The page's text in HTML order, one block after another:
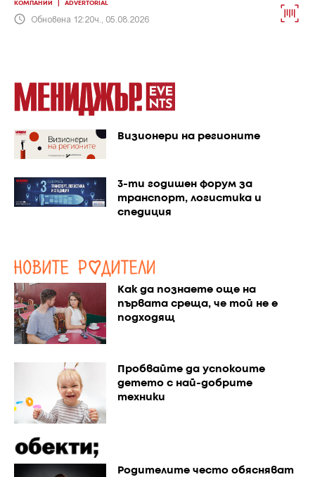
КОМПАНИИ ADVERTORIAL
Обновена 12:20ч., 05.08.2026
Визионери на регионите
3-ти годишен форум за
транспорт, логистика и
спедиция
Как да познаете още на
първата среща, че той не е
подходящ
Пробвайте да успокоите
детето с най-добрите
техники
Родителите често обясняват